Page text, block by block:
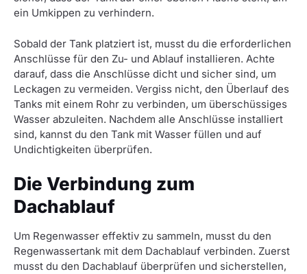
ein Umkippen zu verhindern.
Sobald der Tank platziert ist, musst du die erforderlichen
Anschlüsse für den Zu- und Ablauf installieren. Achte
darauf, dass die Anschlüsse dicht und sicher sind, um
Leckagen zu vermeiden. Vergiss nicht, den Überlauf des
Tanks mit einem Rohr zu verbinden, um überschüssiges
Wasser abzuleiten. Nachdem alle Anschlüsse installiert
sind, kannst du den Tank mit Wasser füllen und auf
Undichtigkeiten überprüfen.
Die Verbindung zum
Dachablauf
Um Regenwasser effektiv zu sammeln, musst du den
Regenwassertank mit dem Dachablauf verbinden. Zuerst
musst du den Dachablauf überprüfen und sicherstellen,